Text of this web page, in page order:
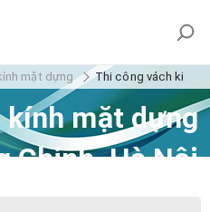
mặt dựng Thi công vách kính
mặt dựng
Chinh, Hà Nội